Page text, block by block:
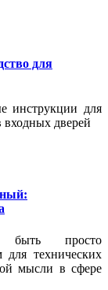
для
инструкции для
входных дверей
быть просто
технических
мысли в сфере